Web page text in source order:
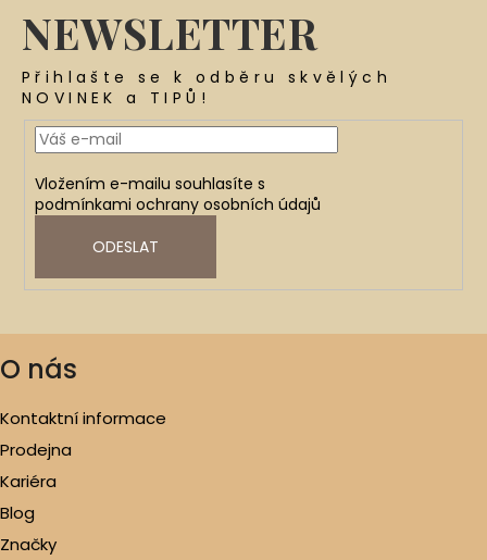
NEWSLETTER
Přihlašte se k odběru skvělých
NOVINEK a TIPŮ!
Vložením e-mailu souhlasíte s
podmínkami ochrany osobních údajů
ODESLAT
O nás
Kontaktní informace
Prodejna
Kariéra
Blog
Značky